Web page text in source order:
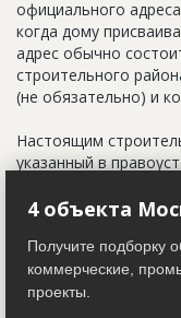
официального
когда дому
адрес обычно
строительного
(не обязательно) и
Настоящим
указанный в
(например, вторая
а все остальное -
квартира с
для переговоров.
4 объекта
Получите подборку
коммерческие,
проекты.